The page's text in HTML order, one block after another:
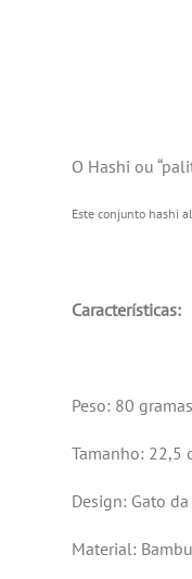
O Hashi ou
Este conjunto hashi
Características:
Peso: 80 gramas
Tamanho: 22,5
Design: Gato
Material: